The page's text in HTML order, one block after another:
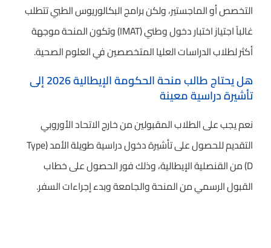
التخصص أو الماجستير، ولكن برامج البكالوريوس الطبي تتطلب
غالباً اجتياز اختبار دخول وطني (IMAT) وتكون المنحة موجهة
أكثر لطلاب الدراسات العليا المتخصصين في العلوم الصحية.
هل يحتاج طالب منحة الحكومة الإيطالية 2026 إلى
تأشيرة دراسية معينة
نعم يجب على الطلاب المقبولين من خارج الاتحاد الأوروبي
التقديم للحصول على تأشيرة دخول دراسية طويلة الأمد (Type
D) من القنصلية الإيطالية، وذلك فور الحصول على خطاب
القبول الرسمي من المنحة والجامعة وبدء إجراءات السفر.